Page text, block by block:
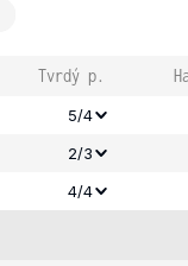
Tvrdý p.
5/4
2/3
4/4